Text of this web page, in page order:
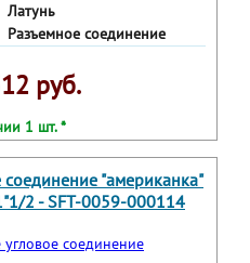
Латунь
Разъемное соединение
руб.
1 шт. *
"американка"
2 - SFT-0059-000114